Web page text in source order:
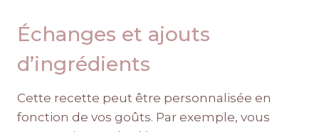
Échanges et ajouts
d’ingrédients
Cette recette peut être personnalisée en
fonction de vos goûts. Par exemple, vous